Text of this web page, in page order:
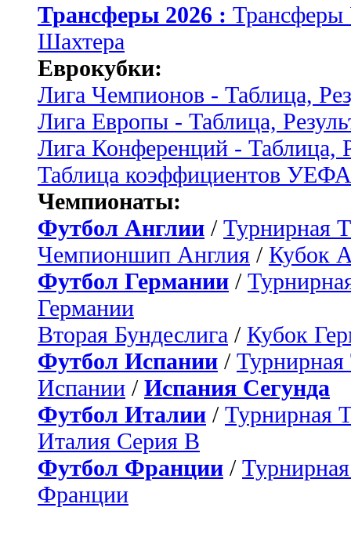
Трансферы 2026 :
Шахтера
Еврокубки:
Лига Чемпионов - Таблица,
Лига Европы - Таблица,
Лига Конференций - Таблица,
Таблица коэффициентов УЕФА
Чемпионаты:
Футбол Англии / Турнирная
Чемпионшип Англия / Кубок
Футбол Германии /
Германии
Вторая Бундеслига / Кубок
Футбол Испании / Турнирная
Испании / Испания Сегунда
Футбол Италии / Турнирная
Италия Серия B
Футбол Франции /
Франции